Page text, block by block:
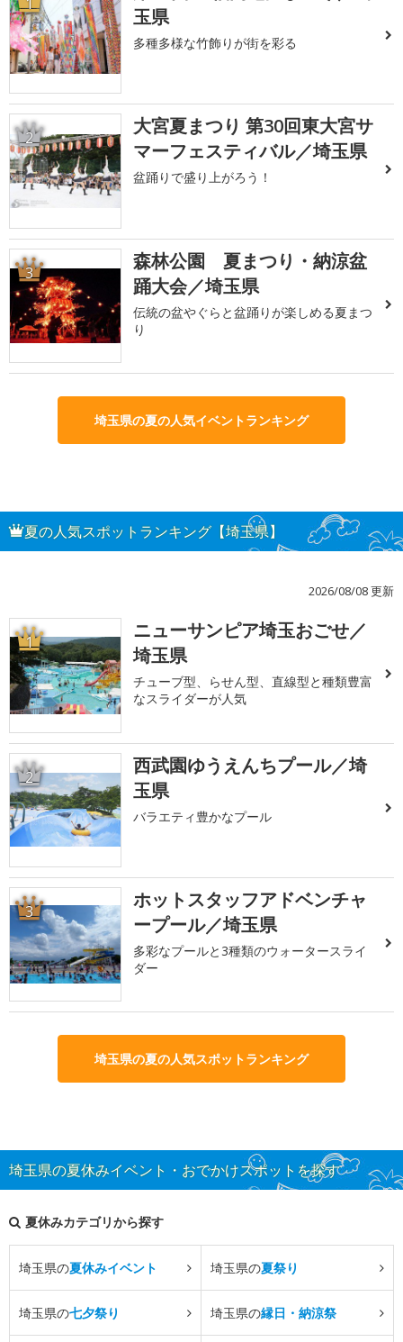
玉県
多種多様な竹飾りが街を彩る
2
大宮夏まつり 第30回東大宮サ
マーフェスティバル／埼玉県
盆踊りで盛り上がろう！
3
森林公園 夏まつり・納涼盆
踊大会／埼玉県
伝統の盆やぐらと盆踊りが楽しめる夏まつ
り
埼玉県の夏の人気イベントランキング
夏の人気スポットランキング【埼玉県】
2026/08/08 更新
1
ニューサンピア埼玉おごせ／
埼玉県
チューブ型、らせん型、直線型と種類豊富
なスライダーが人気
2
西武園ゆうえんちプール／埼
玉県
バラエティ豊かなプール
3
ホットスタッフアドベンチャ
ープール／埼玉県
多彩なプールと3種類のウォータースライ
ダー
埼玉県の夏の人気スポットランキング
埼玉県の夏休みイベント・おでかけスポットを探す
夏休みカテゴリから探す
埼玉県の夏休みイベント 埼玉県の夏祭り
埼玉県の七夕祭り 埼玉県の縁日・納涼祭